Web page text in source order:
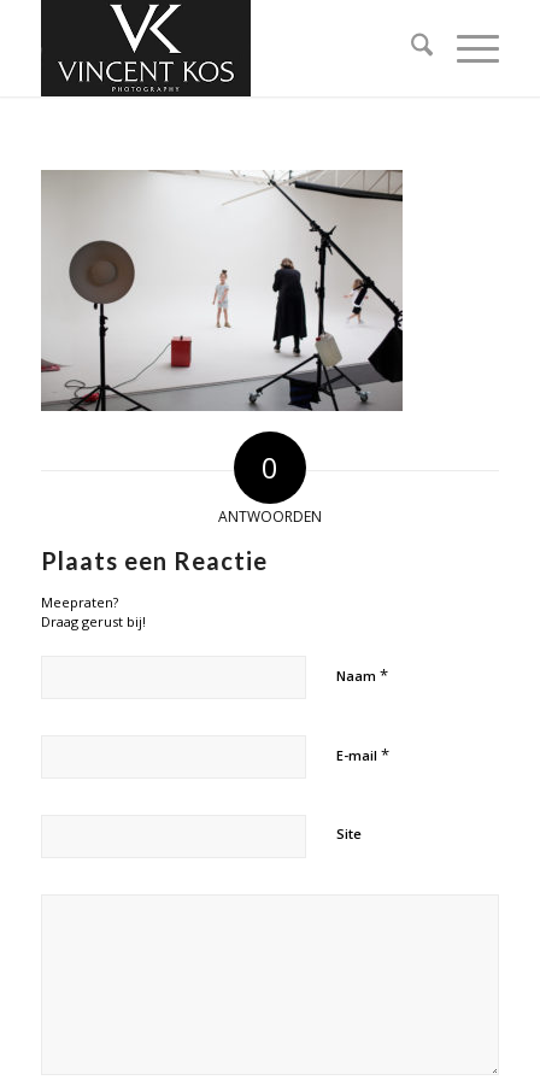
0
ANTWOORDEN
Plaats een Reactie
Meepraten?
Draag gerust bij!
Naam *
E-mail *
Site